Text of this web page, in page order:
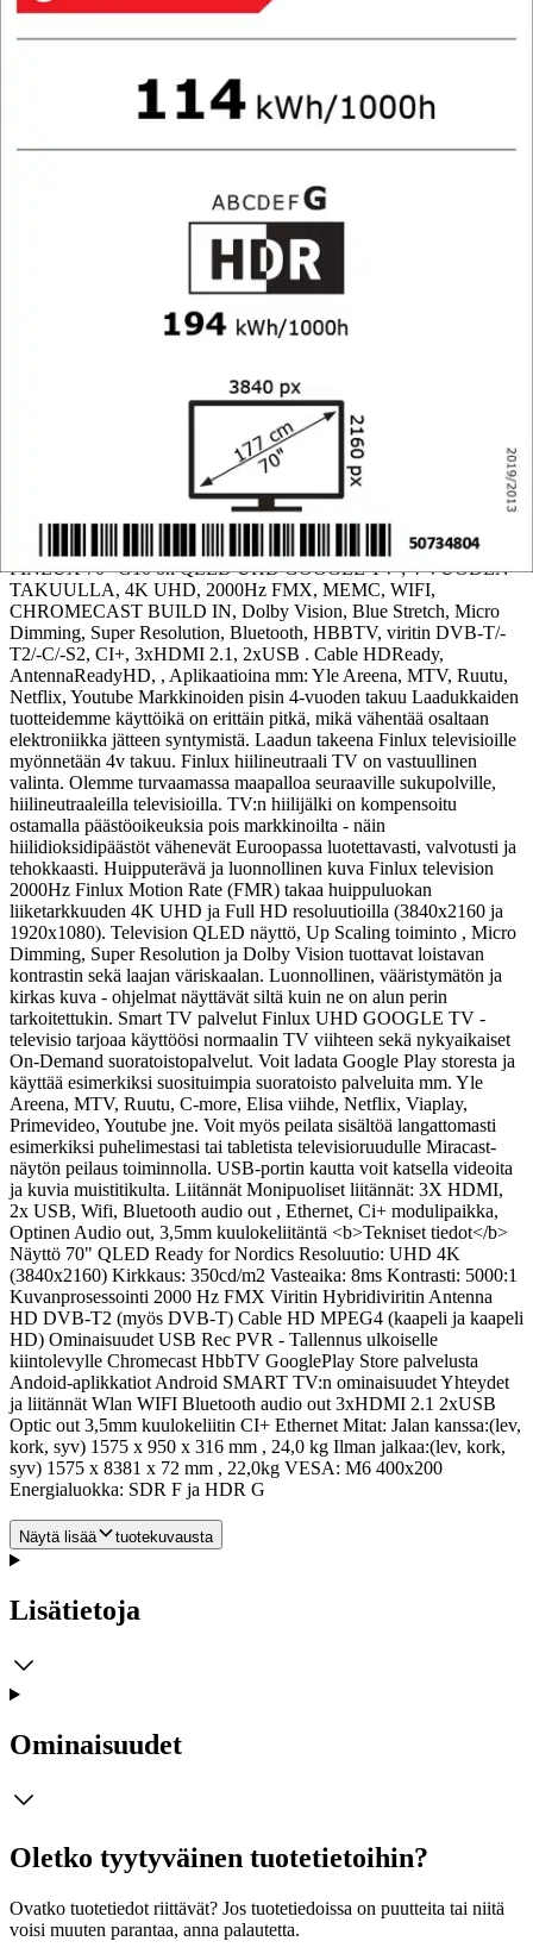
Tutustu lisäpalveluihin
Finlux 70" G10 QLED Google TV, 70G10.2GCMB, tarjoaa uuden
sukupolven kuvanlaadun Quantum-Dot teknologiaa hyödyntäen.
QLED teknologia tuottaa laajemman sävymaailman, syvemmät
kontrastit ja terävämmän kuvan myös tummissa kohtauksissa. Finlux
G10 QLED televisioissa on lisäksi entistäkin parempi liikkuvan
kuvan toisto MEMC tekniikan ansoista. QLED tekniikan ansiosta
Television kuvan valovoimaisuus tekee katselukokemuksesta
miellyttävämmän myös kirkkaasti valaistussa tilassa.
avulla voit heittäytyä täysillä uuteen värikkäämpään maailmaan!
FINLUX 70" G10 on QLED UHD GOOGLE TV ; 4-VUODEN
TAKUULLA, 4K UHD, 2000Hz FMX, MEMC, WIFI,
CHROMECAST BUILD IN, Dolby Vision, Blue Stretch, Micro
Dimming, Super Resolution, Bluetooth, HBBTV, viritin DVB-T/-
T2/-C/-S2, CI+, 3xHDMI 2.1, 2xUSB . Cable HDReady,
AntennaReadyHD, , Aplikaatioina mm: Yle Areena, MTV, Ruutu,
Netflix, Youtube Markkinoiden pisin 4-vuoden takuu Laadukkaiden
tuotteidemme käyttöikä on erittäin pitkä, mikä vähentää osaltaan
elektroniikka jätteen syntymistä. Laadun takeena Finlux televisioille
myönnetään 4v takuu. Finlux hiilineutraali TV on vastuullinen
valinta. Olemme turvaamassa maapalloa seuraaville sukupolville,
hiilineutraaleilla televisioilla. TV:n hiilijälki on kompensoitu
ostamalla päästöoikeuksia pois markkinoilta - näin
hiilidioksidipäästöt vähenevät Euroopassa luotettavasti, valvotusti ja
tehokkaasti. Huipputerävä ja luonnollinen kuva Finlux television
2000Hz Finlux Motion Rate (FMR) takaa huippuluokan
liiketarkkuuden 4K UHD ja Full HD resoluutioilla (3840x2160 ja
1920x1080). Television QLED näyttö, Up Scaling toiminto , Micro
Dimming, Super Resolution ja Dolby Vision tuottavat loistavan
kontrastin sekä laajan väriskaalan. Luonnollinen, vääristymätön ja
kirkas kuva - ohjelmat näyttävät siltä kuin ne on alun perin
tarkoitettukin. Smart TV palvelut Finlux UHD GOOGLE TV -
televisio tarjoaa käyttöösi normaalin TV viihteen sekä nykyaikaiset
On-Demand suoratoistopalvelut. Voit ladata Google Play storesta ja
käyttää esimerkiksi suosituimpia suoratoisto palveluita mm. Yle
Areena, MTV, Ruutu, C-more, Elisa viihde, Netflix, Viaplay,
Primevideo, Youtube jne. Voit myös peilata sisältöä langattomasti
esimerkiksi puhelimestasi tai tabletista televisioruudulle Miracast-
näytön peilaus toiminnolla. USB-portin kautta voit katsella videoita
ja kuvia muistitikulta. Liitännät Monipuoliset liitännät: 3X HDMI,
2x USB, Wifi, Bluetooth audio out , Ethernet, Ci+ modulipaikka,
Optinen Audio out, 3,5mm kuulokeliitäntä <b>Tekniset tiedot</b>
Näyttö 70" QLED Ready for Nordics Resoluutio: UHD 4K
(3840x2160) Kirkkaus: 350cd/m2 Vasteaika: 8ms Kontrasti: 5000:1
Kuvanprosessointi 2000 Hz FMX Viritin Hybridiviritin Antenna
HD DVB-T2 (myös DVB-T) Cable HD MPEG4 (kaapeli ja kaapeli
HD) Ominaisuudet USB Rec PVR - Tallennus ulkoiselle
kiintolevylle Chromecast HbbTV GooglePlay Store palvelusta
Andoid-aplikkatiot Android SMART TV:n ominaisuudet Yhteydet
ja liitännät Wlan WIFI Bluetooth audio out 3xHDMI 2.1 2xUSB
Optic out 3,5mm kuulokeliitin CI+ Ethernet Mitat: Jalan kanssa:(lev,
kork, syv) 1575 x 950 x 316 mm , 24,0 kg Ilman jalkaa:(lev, kork,
syv) 1575 x 8381 x 72 mm , 22,0kg VESA: M6 400x200
Energialuokka: SDR F ja HDR G
Näytä lisää tuotekuvausta
Lisätietoja
Ominaisuudet
Oletko tyytyväinen tuotetietoihin?
Ovatko tuotetiedot riittävät? Jos tuotetiedoissa on puutteita tai niitä
voisi muuten parantaa, anna palautetta.